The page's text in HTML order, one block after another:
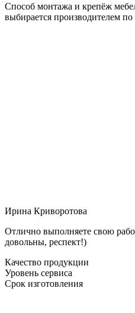
Способ монтажа и крепёж
выбирается производителем
Ирина Криворотова
Отлично выполняете свою
довольны, респект!)
Качество продукции
Уровень сервиса
Срок изготовления